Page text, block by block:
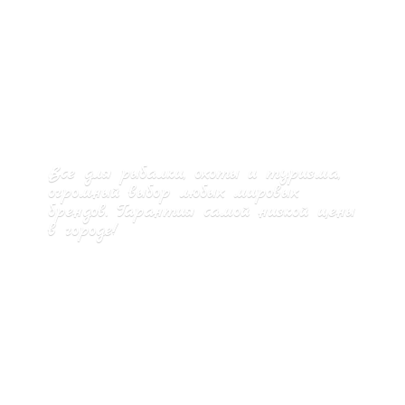
Все для рыбалки, охоты и туризма,
огромный выбор любых мировых
брендов. Гарантия самой низкой цены
в городе!